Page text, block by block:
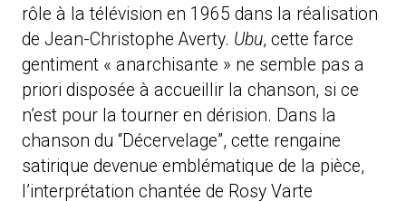
rôle à la télévision en 1965 dans la réalisation
de Jean-Christophe Averty. Ubu, cette farce
gentiment « anarchisante » ne semble pas a
priori disposée à accueillir la chanson, si ce
n’est pour la tourner en dérision. Dans la
chanson du “Décervelage”, cette rengaine
satirique devenue emblématique de la pièce,
l’interprétation chantée de Rosy Varte